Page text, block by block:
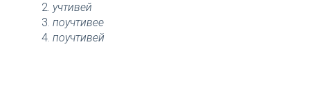
учтивей
поучтивее
поучтивей